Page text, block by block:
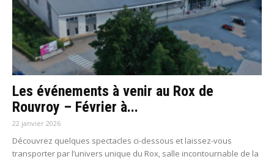
Les événements à venir au Rox de
Rouvroy – Février à...
22 janvier 2026
Découvrez quelques spectacles ci-dessous et laissez-vous
transporter par l’univers unique du Rox, salle incontournable de la